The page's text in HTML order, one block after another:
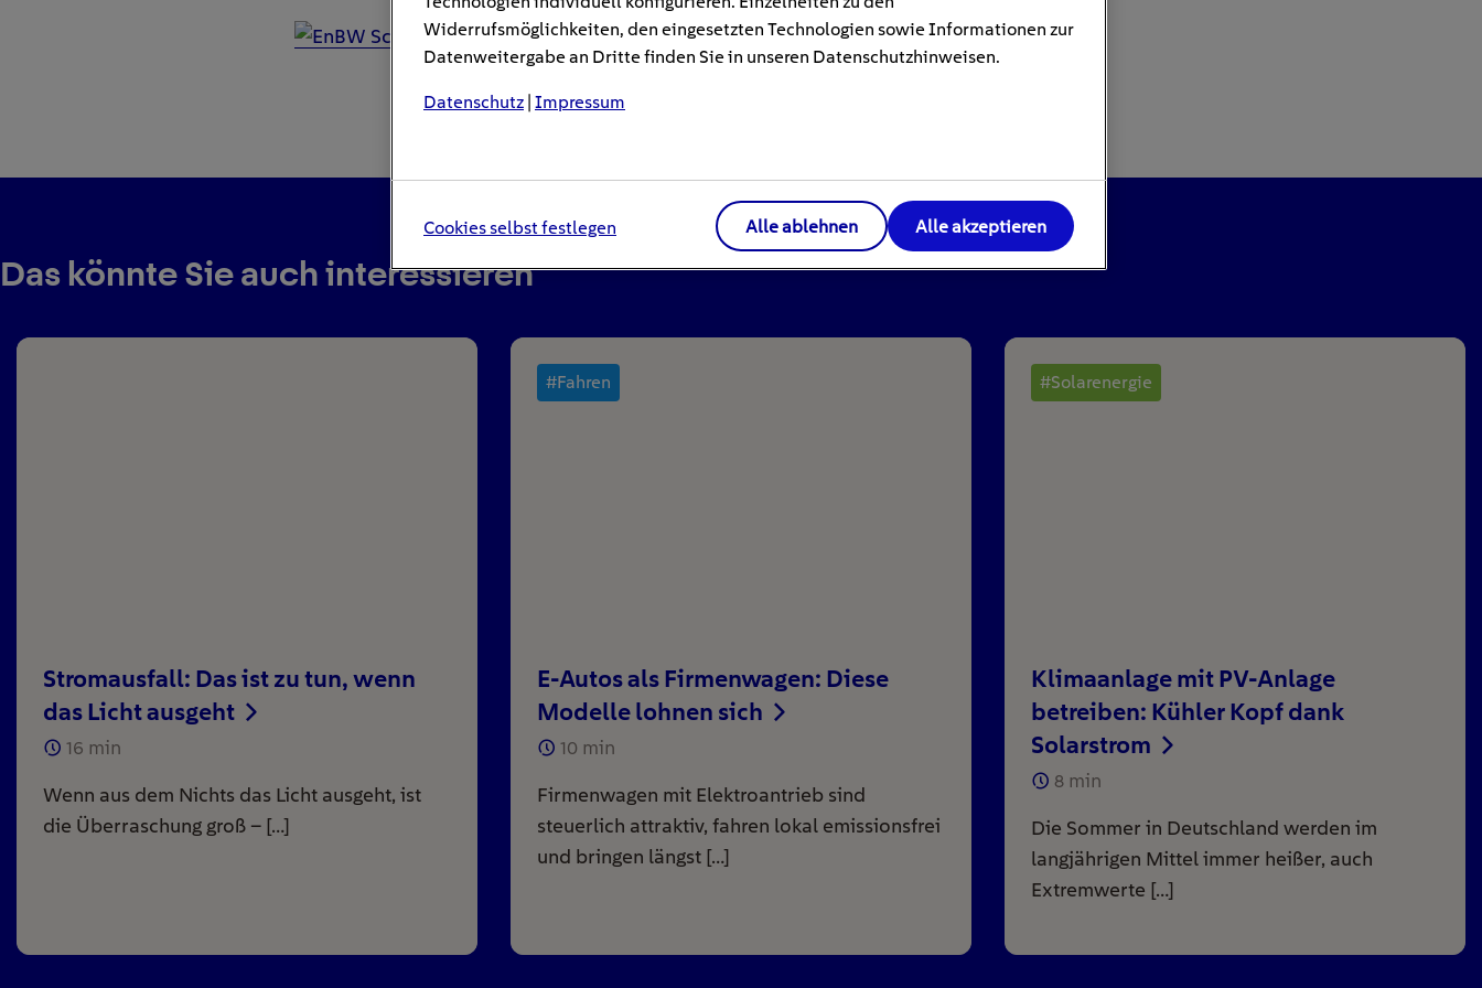
Das könnte Sie auch interessieren
Stromausfall: Das ist zu tun, wenn
das Licht ausgeht
16 min
Wenn aus dem Nichts das Licht ausgeht, ist
die Überraschung groß – […]
#Fahren
E-Autos als Firmenwagen: Diese
Modelle lohnen sich
10 min
Firmenwagen mit Elektroantrieb sind
steuerlich attraktiv, fahren lokal emissionsfrei
und bringen längst […]
#Solarenergie
Klimaanlage mit PV-Anlage
betreiben: Kühler Kopf dank
Solarstrom
8 min
Die Sommer in Deutschland werden im
langjährigen Mittel immer heißer, auch
Extremwerte […]
Widerrufsmöglichkeiten, den eingesetzten Technologien sowie Informationen zur
Datenweitergabe an Dritte finden Sie in unseren Datenschutzhinweisen.
Datenschutz | Impressum
Cookies selbst festlegen Alle ablehnen Alle akzeptieren